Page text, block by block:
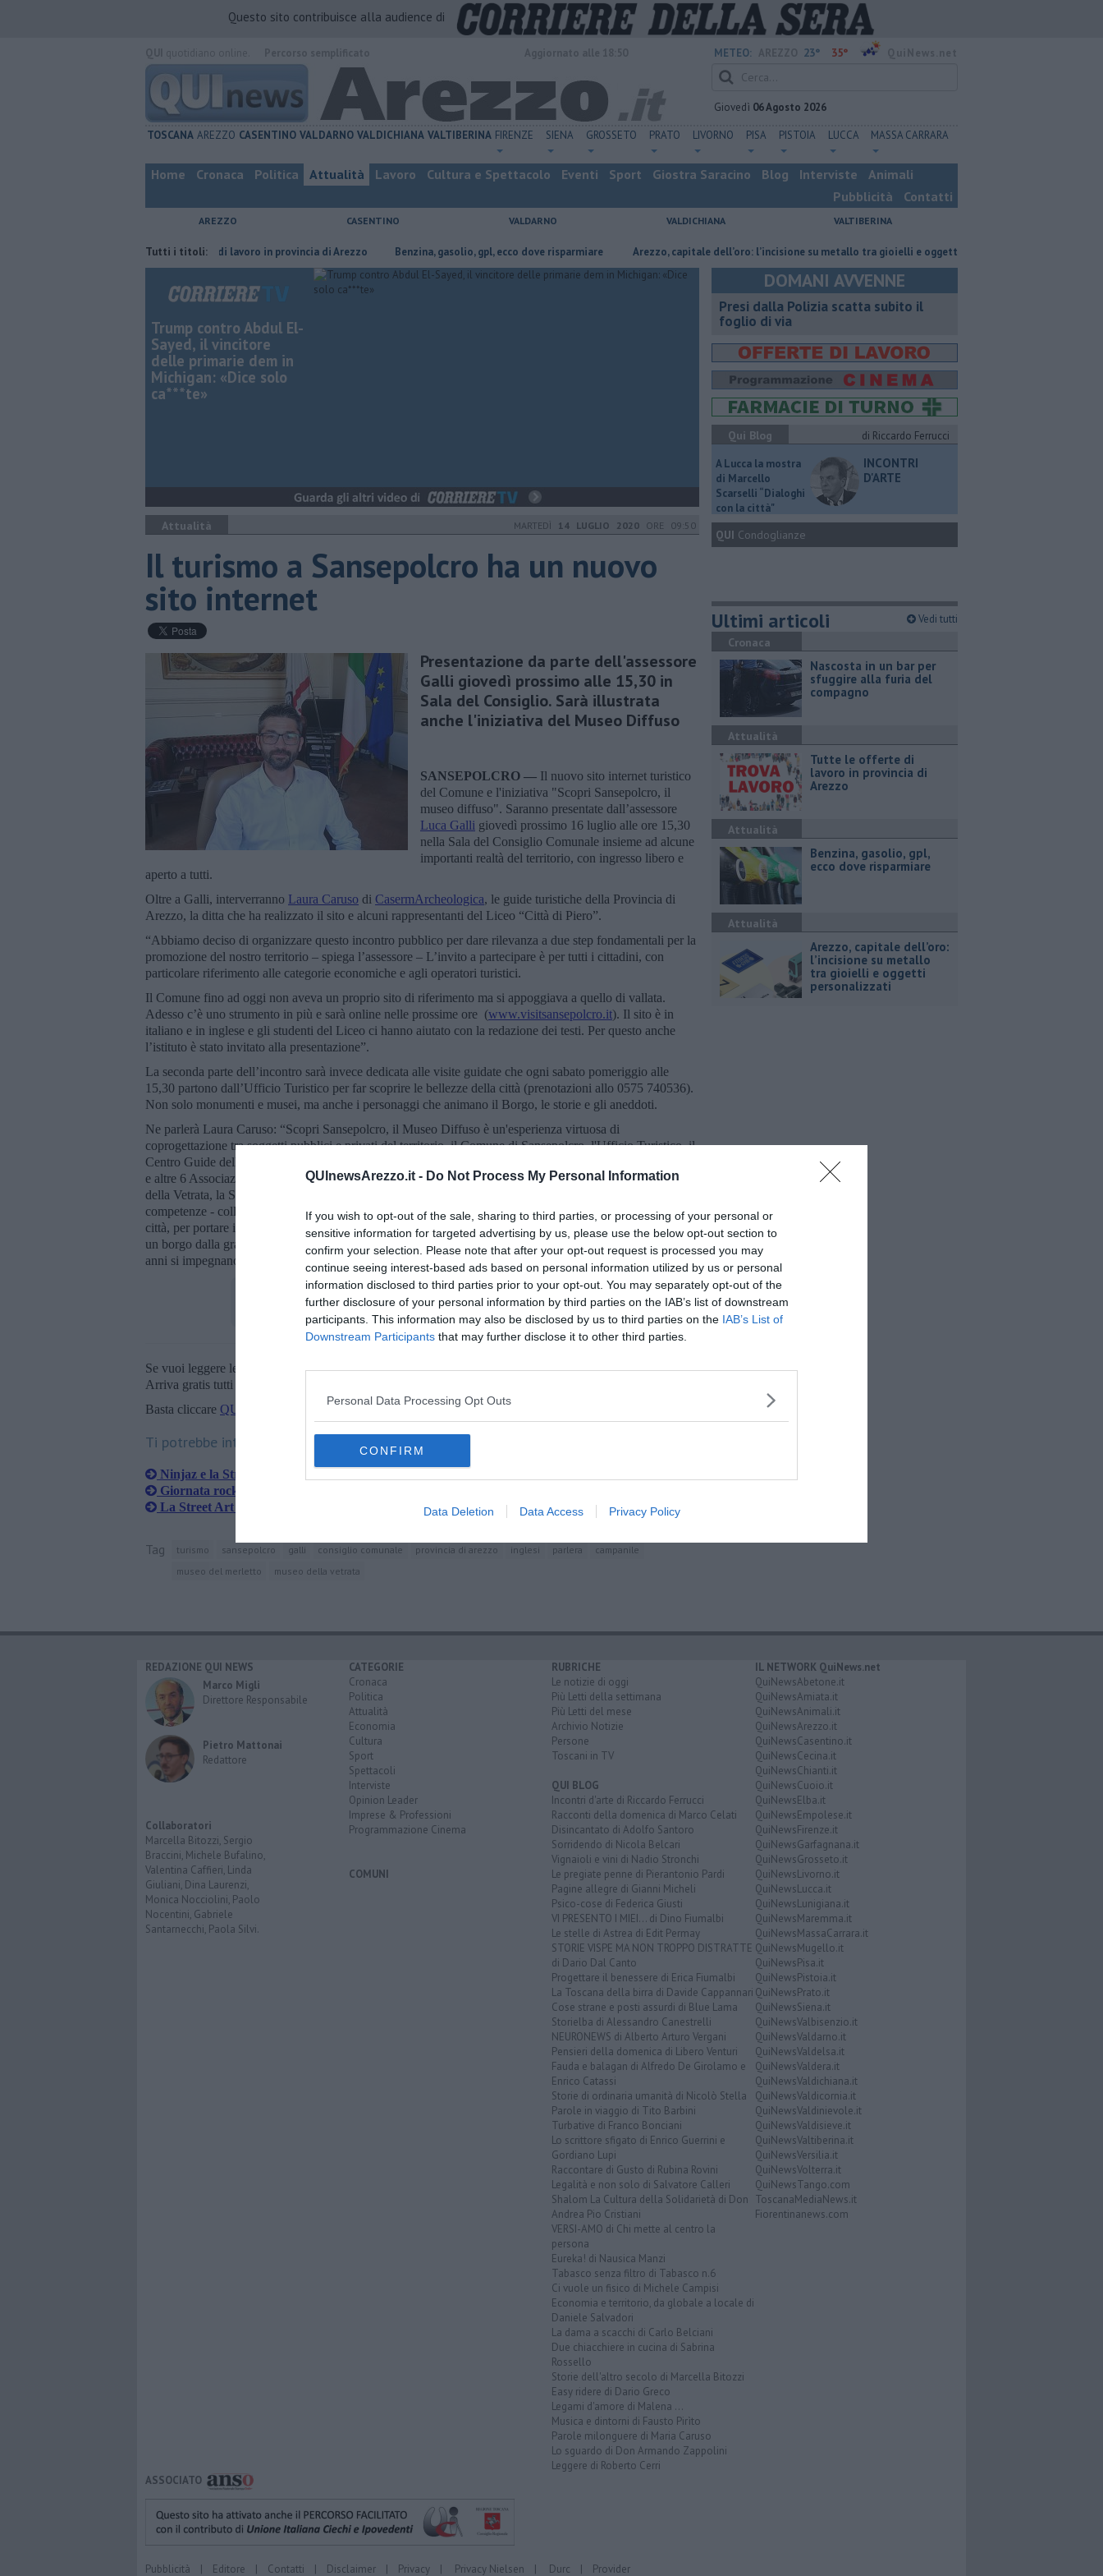
QUInewsArezzo.it - Do Not Process My Personal Information
If you wish to opt-out of the sale, sharing to third parties, or processing of your personal or
sensitive information for targeted advertising by us, please use the below opt-out section to
confirm your selection. Please note that after your opt-out request is processed you may
continue seeing interest-based ads based on personal information utilized by us or personal
information disclosed to third parties prior to your opt-out. You may separately opt-out of the
further disclosure of your personal information by third parties on the IAB’s list of downstream
participants. This information may also be disclosed by us to third parties on the IAB’s List of
Downstream Participants that may further disclose it to other third parties.
Personal Data Processing Opt Outs
CONFIRM
Data Deletion Data Access Privacy Policy
Questo sito contribuisce alla audience di
METEO: 23° 35°
Giovedì 06 Agosto 2026
TOSCANA AREZZO CASENTINO VALDARNO VALDICHIANA VALTIBERINA FIRENZE SIENA GROSSETO PRATO LIVORNO PISA PISTOIA LUCCA MASSA CARRARA
Home Cronaca Politica Attualità Lavoro Cultura e Spettacolo Eventi Sport Giostra Saracino Blog Interviste
Animali
Pubblicità
Contatti
AREZZO CASENTINO VALDARNO VALDICHIANA VALTIBERINA
Tutti i titoli:
​Tutte le offerte di lavoro in provincia di Arezzo ​Benzina, gasolio, gpl, ecco dove risparmiare Arezzo, capitale dell’oro: l’incisione su metallo tra gioielli e oggetti personalizzati
Trump contro Abdul El-
Sayed, il vincitore
delle primarie dem in
Michigan: «Dice solo
ca***te»
Attualità MARTEDÌ 14 LUGLIO 2020 ORE 09:50
Il turismo a Sansepolcro ha un nuovo
sito internet
Presentazione da parte dell'assessore
Galli giovedì prossimo alle 15,30 in
Sala del Consiglio. Sarà illustrata
anche l'iniziativa del Museo Diffuso
SANSEPOLCRO — Il nuovo sito internet turistico
del Comune e l'iniziativa "Scopri Sansepolcro, il
museo diffuso". Saranno presentate dall’assessore
Luca Galli giovedì prossimo 16 luglio alle ore 15,30
nella Sala del Consiglio Comunale insieme ad alcune
importanti realtà del territorio, con ingresso libero e
aperto a tutti.
Oltre a Galli, interverranno Laura Caruso di CasermArcheologica, le guide turistiche della Provincia di
Arezzo, la ditta che ha realizzato il sito e alcuni rappresentanti del Liceo “Città di Piero”.
“Abbiamo deciso di organizzare questo incontro pubblico per dare rilevanza a due step fondamentali per la
promozione del nostro territorio – spiega l’assessore – L’invito a partecipare è per tutti i cittadini, con
particolare riferimento alle categorie economiche e agli operatori turistici.
Il Comune fino ad oggi non aveva un proprio sito di riferimento ma si appoggiava a quello di vallata.
Adesso c’è uno strumento in più e sarà online nelle prossime ore (www.visitsansepolcro.it). Il sito è in
italiano e in inglese e gli studenti del Liceo ci hanno aiutato con la redazione dei testi. Per questo anche
l’istituto è stato invitato alla presentazione”.
La seconda parte dell’incontro sarà invece dedicata alle visite guidate che ogni sabato pomeriggio alle
15,30 partono dall’Ufficio Turistico per far scoprire le bellezze della città (prenotazioni allo 0575 740536).
Non solo monumenti e musei, ma anche i personaggi che animano il Borgo, le storie e gli aneddoti.
Ne parlerà Laura Caruso: “Scopri Sansepolcro, il Museo Diffuso è un'esperienza virtuosa di
coprogettazione tra soggetti pubblici e privati del territorio, il Comune di Sansepolcro, l'Ufficio Turistico, il
Centro Guide della Provincia di Arezzo, noi di CasermArcheologica che curiamo parte della progettazione
e altre 6 Associazioni (Archivio della Resistenza, il Campanile del Duomo, il Museo del Merletto, il Museo
della Vetrata, la Società dei Balestrieri, l’Archivio Diocesano); insieme - ognuno secondo le proprie
competenze - collaboriamo per valorizzare e rendere accessibile il patrimonio materiale e immateriale della
città, per portare i turisti, e anche i cittadini, a partire dai più giovani, alla scoperta di ciò che ci si aspetta -
un borgo dalla grande storia - ma anche ciò che non ci si aspetta, luoghi inusuali gestiti da persone che da
anni si impegnano a curare la memoria, proseguire tradizioni preziose, aprire spazi inediti per l’arte”.
Se vuoi leggere le notizie principali della Toscana iscriviti allaNewsletter QUInews - ToscanaMedia.
Arriva gratis tutti i giorni alle 20:00 direttamente nella tua casella di posta.
Basta cliccare QUI
Ti potrebbe interessare anche:
Ninjaz e la Street Art, missione compiuta
Giornata rock al Museo Civico con Pau dei Negrita
La Street Art decora la città di Piero
Tag turismo sansepolcro galli consiglio comunale provincia di arezzo inglesi parlera
campanile
museo del merletto
museo della vetrata
DOMANI AVVENNE
Presi dalla Polizia scatta subito il
foglio di via
Qui Blog
di Riccardo Ferrucci
A Lucca la mostra
di Marcello
Scarselli “Dialoghi
con la città"
INCONTRI
D'ARTE
QUI Condoglianze
Ultimi articoli Vedi tutti
Cronaca
Nascosta in un bar per
sfuggire alla furia del
compagno
Attualità
​Tutte le offerte di
lavoro in provincia di
Arezzo
Attualità
​Benzina, gasolio, gpl,
ecco dove risparmiare
Attualità
Arezzo, capitale dell’oro:
l’incisione su metallo
tra gioielli e oggetti
personalizzati
REDAZIONE QUI NEWS
Marco Migli
Direttore Responsabile
Pietro Mattonai
Redattore
Collaboratori
Marcella Bitozzi, Sergio
Braccini, Michele Bufalino,
Valentina Caffieri, Linda
Giuliani, Dina Laurenzi,
Monica Nocciolini, Paolo
Nocentini, Gabriele
Santarnecchi, Paola Silvi.
CATEGORIE
Cronaca
Politica
Attualità
Economia
Cultura
Sport
Spettacoli
Interviste
Opinion Leader
Imprese & Professioni
Programmazione Cinema
COMUNI
RUBRICHE
Le notizie di oggi
Più Letti della settimana
Più Letti del mese
Archivio Notizie
Persone
Toscani in TV
QUI BLOG
Incontri d'arte di Riccardo Ferrucci
Racconti della domenica di Marco Celati
Disincantato di Adolfo Santoro
Sorridendo di Nicola Belcari
Vignaioli e vini di Nadio Stronchi
Le pregiate penne di Pierantonio Pardi
Pagine allegre di Gianni Micheli
Psico-cose di Federica Giusti
VI PRESENTO I MIEI... di Dino Fiumalbi
Le stelle di Astrea di Edit Permay
STORIE VISPE MA NON TROPPO DISTRATTE
di Dario Dal Canto
Progettare il benessere di Erica Fiumalbi
La Toscana della birra di Davide Cappannari
Cose strane e posti assurdi di Blue Lama
Storielba di Alessandro Canestrelli
NEURONEWS di Alberto Arturo Vergani
Pensieri della domenica di Libero Venturi
Fauda e balagan di Alfredo De Girolamo e
Enrico Catassi
Storie di ordinaria umanità di Nicolò Stella
Parole in viaggio di Tito Barbini
Turbative di Franco Bonciani
Lo scrittore sfigato di Enrico Guerrini e
Gordiano Lupi
Raccontare di Gusto di Rubina Rovini
Legalità e non solo di Salvatore Calleri
Shalom La Cultura della Solidarietà di Don
Andrea Pio Cristiani
VERSI-AMO di Chi mette al centro la
persona
Eureka! di Nausica Manzi
Tabasco senza filtro di Tabasco n.6
Ci vuole un fisico di Michele Campisi
Economia e territorio, da globale a locale di
Daniele Salvadori
La dama a scacchi di Carlo Belciani
Due chiacchiere in cucina di Sabrina
Rossello
Storie dell'altro secolo di Marcella Bitozzi
Easy ridere di Dario Greco
Legami d'amore di Malena ...
Musica e dintorni di Fausto Pirìto
Parole milonguere di Maria Caruso
Lo sguardo di Don Armando Zappolini
Leggere di Roberto Cerri
IL NETWORK QuiNews.net
QuiNewsAbetone.it
QuiNewsAmiata.it
QuiNewsAnimali.it
QuiNewsArezzo.it
QuiNewsCasentino.it
QuiNewsCecina.it
QuiNewsChianti.it
QuiNewsCuoio.it
QuiNewsElba.it
QuiNewsEmpolese.it
QuiNewsFirenze.it
QuiNewsGarfagnana.it
QuiNewsGrosseto.it
QuiNewsLivorno.it
QuiNewsLucca.it
QuiNewsLunigiana.it
QuiNewsMaremma.it
QuiNewsMassaCarrara.it
QuiNewsMugello.it
QuiNewsPisa.it
QuiNewsPistoia.it
QuiNewsPrato.it
QuiNewsSiena.it
QuiNewsValbisenzio.it
QuiNewsValdarno.it
QuiNewsValdelsa.it
QuiNewsValdera.it
QuiNewsValdichiana.it
QuiNewsValdicornia.it
QuiNewsValdinievole.it
QuiNewsValdisieve.it
QuiNewsValtiberina.it
QuiNewsVersilia.it
QuiNewsVolterra.it
QuiNewsTango.com
ToscanaMediaNews.it
Fiorentinanews.com
ASSOCIATO
Pubblicità | Editore | Contatti | Disclaimer | Privacy | Privacy Nielsen | Durc | Provider